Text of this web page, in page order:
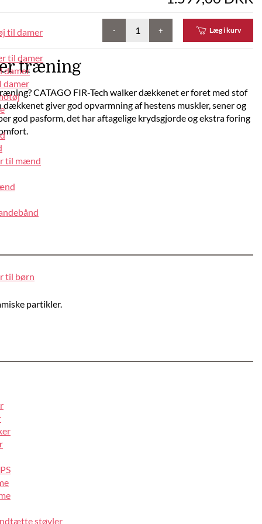
til damer
til damer
damer
damer
til mænd
til børn
støvler
- + Læg i kurv
træning
CATAGO FIR-Tech walker dækkenet er foret med stof
giver god opvarmning af hestens muskler, sener og
god pasform, det har aftagelige krydsgjorde og ekstra foring
partikler.